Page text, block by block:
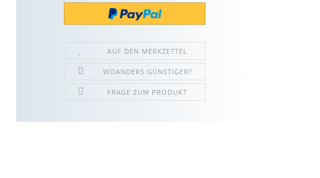
AUF DEN MERKZETTEL
WOANDERS GÜNSTIGER?
FRAGE ZUM PRODUKT